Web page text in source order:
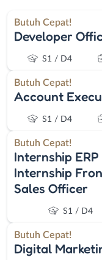
Butuh Cepat!
Developer
S1 / D4
Butuh Cepat!
Account
S1 / D4
Butuh Cepat!
Internship
Internship
Sales Officer
S1 / D4
Butuh Cepat!
Digital